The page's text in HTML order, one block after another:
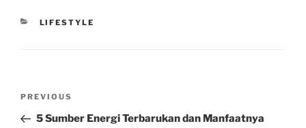
CATEGORIES
LIFESTYLE
Previous
Post
PREVIOUS
5 Sumber Energi Terbarukan dan Manfaatnya